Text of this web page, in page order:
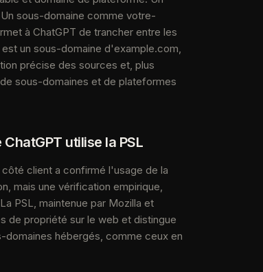
sous-domaine comme votre-
à ChatGPT de trancher entre les
un sous-domaine d'example.com,
précise des sources et, plus
sous-domaines et de plateformes
utilise la PSL
client a confirmé l'usage de la
mais une vérification empirique,
PSL, maintenue par Mozilla et
de propriété sur le web et distingue
domaines hébergés, comme ceux en